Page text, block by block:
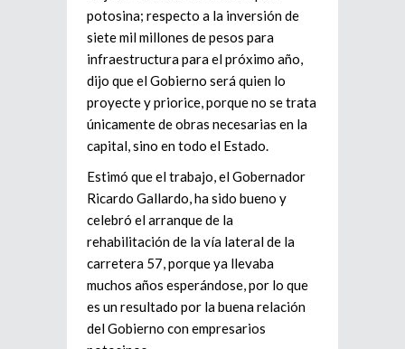
potosina; respecto a la inversión de
siete mil millones de pesos para
infraestructura para el próximo año,
dijo que el Gobierno será quien lo
proyecte y priorice, porque no se trata
únicamente de obras necesarias en la
capital, sino en todo el Estado.
Estimó que el trabajo, el Gobernador
Ricardo Gallardo, ha sido bueno y
celebró el arranque de la
rehabilitación de la vía lateral de la
carretera 57, porque ya llevaba
muchos años esperándose, por lo que
es un resultado por la buena relación
del Gobierno con empresarios